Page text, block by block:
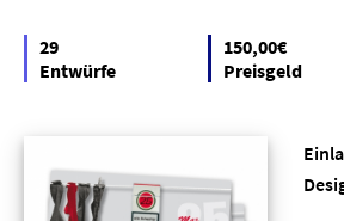
29
Entwürfe
150,00€
Preisgeld